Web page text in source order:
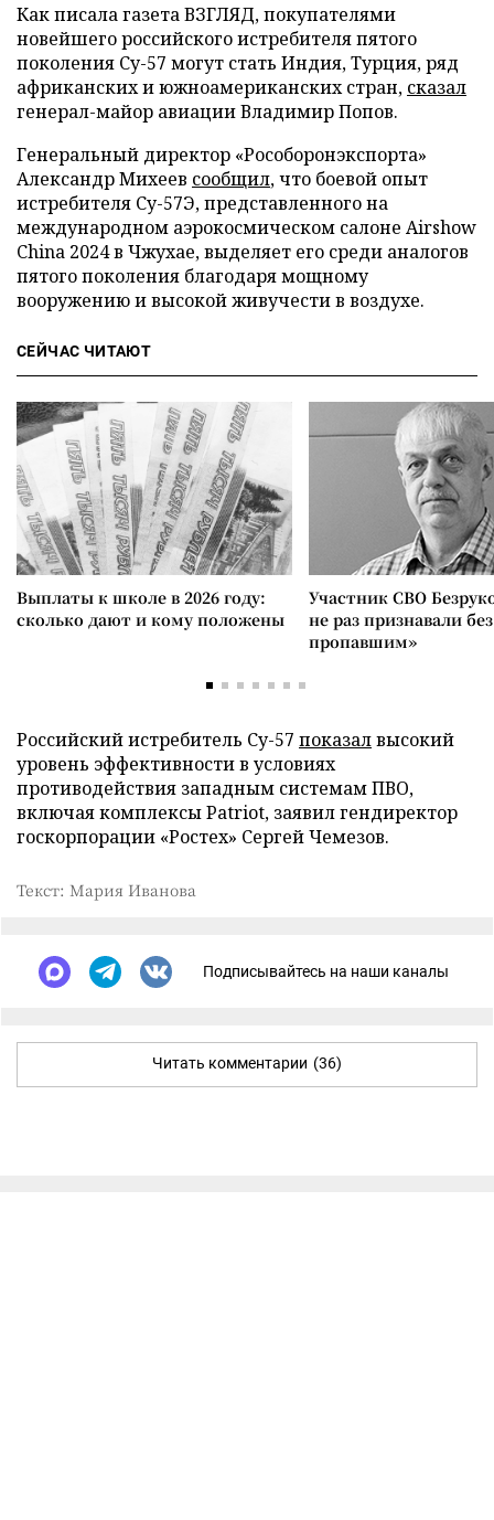
Как писала газета ВЗГЛЯД, покупателями
новейшего российского истребителя пятого
поколения Су-57 могут стать Индия, Турция, ряд
африканских и южноамериканских стран, сказал
генерал-майор авиации Владимир Попов.
Генеральный директор «Рособоронэкспорта»
Александр Михеев сообщил, что боевой опыт
истребителя Су-57Э, представленного на
международном аэрокосмическом салоне Airshow
China 2024 в Чжухае, выделяет его среди аналогов
пятого поколения благодаря мощному
вооружению и высокой живучести в воздухе.
СЕЙЧАС ЧИТАЮТ
Выплаты к школе в 2026 году:
сколько дают и кому положены
Участник СВО
не раз признавали
пропавшим»
Российский истребитель Су-57 показалвысокий
уровень эффективности в условиях
противодействия западным системам ПВО,
включая комплексы Patriot, заявил гендиректор
госкорпорации «Ростех» Сергей Чемезов.
Текст: Мария Иванова
Подписывайтесь на наши каналы
Читать комментарии (36)